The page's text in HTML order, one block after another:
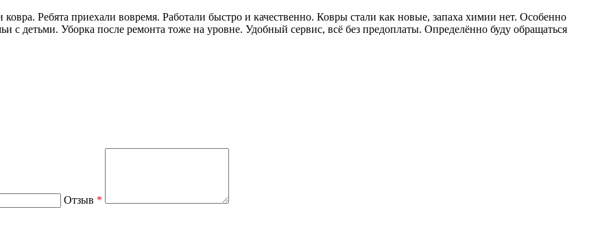
Ребята приехали вовремя. Работали быстро и качественно. Ковры стали как новые, запаха химии нет. Особенно
с детьми. Уборка после ремонта тоже на уровне. Удобный сервис, всё без предоплаты. Определённо буду обращаться
Отзыв *